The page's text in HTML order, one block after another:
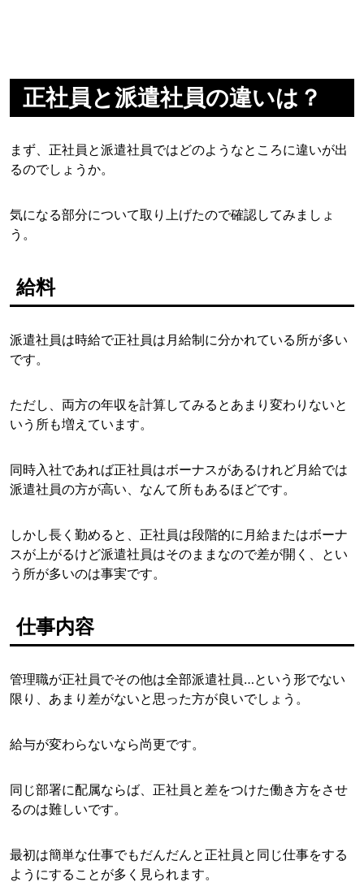
正社員と派遣社員の違いは？
まず、正社員と派遣社員ではどのようなところに違いが出
るのでしょうか。
気になる部分について取り上げたので確認してみましょ
う。
給料
派遣社員は時給で正社員は月給制に分かれている所が多い
です。
ただし、両方の年収を計算してみるとあまり変わりないと
いう所も増えています。
同時入社であれば正社員はボーナスがあるけれど月給では
派遣社員の方が高い、なんて所もあるほどです。
しかし長く勤めると、正社員は段階的に月給またはボーナ
スが上がるけど派遣社員はそのままなので差が開く、とい
う所が多いのは事実です。
仕事内容
管理職が正社員でその他は全部派遣社員…という形でない
限り、あまり差がないと思った方が良いでしょう。
給与が変わらないなら尚更です。
同じ部署に配属ならば、正社員と差をつけた働き方をさせ
るのは難しいです。
最初は簡単な仕事でもだんだんと正社員と同じ仕事をする
ようにすることが多く見られます。